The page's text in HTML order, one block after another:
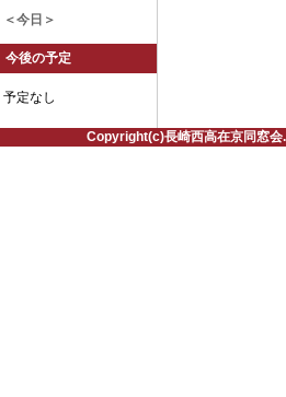
＜今日＞
今後の予定
予定なし
Copyright(c)長崎西高在京同窓